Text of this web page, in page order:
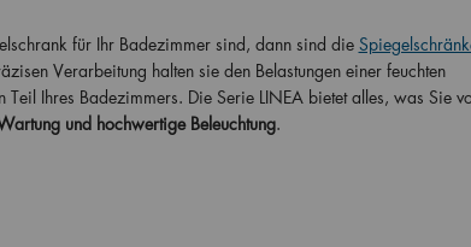
für Ihr Badezimmer sind, dann sind die
Verarbeitung halten sie den Belastungen einer feuchten
Ihres Badezimmers. Die Serie LINEA bietet alles, was Sie
und hochwertige Beleuchtung.